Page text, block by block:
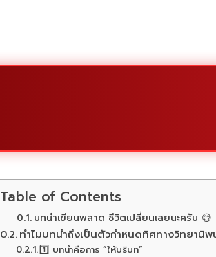
Table of Contents
บทนำเขียนพลาด ชีวิตเปลี่ยนเลยนะครับ 😅
ทำไมบทนำถึงเป็นตัวกำหนดทิศทางวิทยานิพ
1️⃣ บทนำคือการ “ให้บริบท”